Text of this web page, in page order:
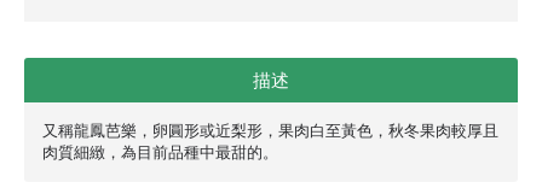
描述
又稱龍鳳芭樂，卵圓形或近梨形，果肉白至黃色，秋冬果肉較厚且
肉質細緻，為目前品種中最甜的。